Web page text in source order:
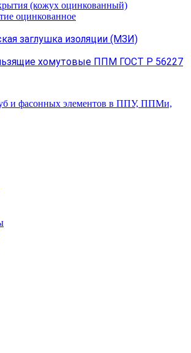
(кожух оцинкованный)
оцинкованное
заглушка изоляции (МЗИ)
хомутовые ППМ ГОСТ Р 56227
и фасонных элементов в ППУ, ППМи,